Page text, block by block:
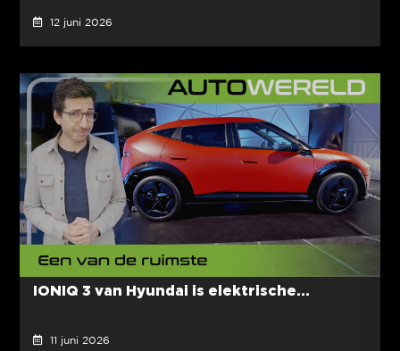
12 juni 2026
IONIQ 3 van Hyundai is elektrische...
11 juni 2026